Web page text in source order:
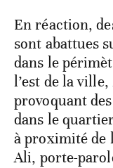
En réaction,
sont abattues
dans le
l’est de la
provoquant
dans le
à proximité de
Ali, porte-